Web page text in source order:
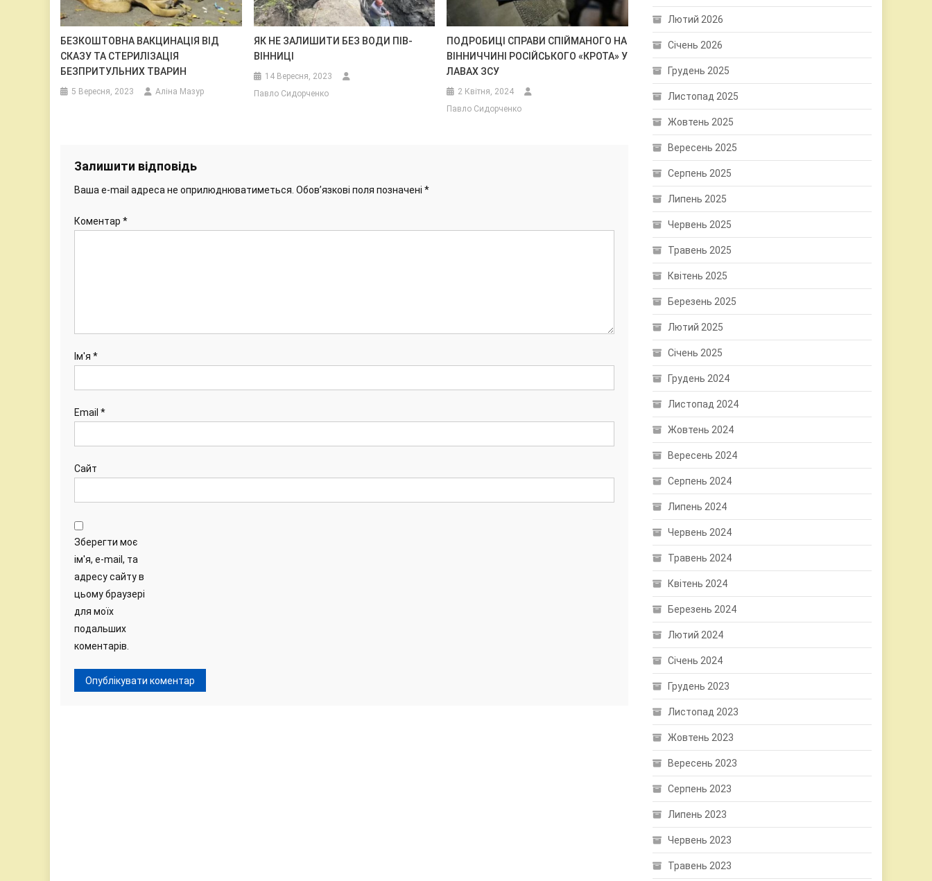
БЕЗКОШТОВНА ВАКЦИНАЦІЯ ВІД
СКАЗУ ТА СТЕРИЛІЗАЦІЯ
БЕЗПРИТУЛЬНИХ ТВАРИН
5 Вересня, 2023 Аліна Мазур
ЯК НЕ ЗАЛИШИТИ БЕЗ ВОДИ ПІВ-
ВІННИЦІ
14 Вересня, 2023
Павло Сидорченко
ПОДРОБИЦІ СПРАВИ СПІЙМАНОГО НА
ВІННИЧЧИНІ РОСІЙСЬКОГО «КРОТА» У
ЛАВАХ ЗСУ
2 Квітня, 2024
Павло Сидорченко
Залишити відповідь
Ваша e-mail адреса не оприлюднюватиметься. Обов’язкові поля позначені *
Коментар *
Ім'я *
Email *
Сайт
Зберегти моє
ім'я, e-mail, та
адресу сайту в
цьому браузері
для моїх
подальших
коментарів.
Лютий 2026
Січень 2026
Грудень 2025
Листопад 2025
Жовтень 2025
Вересень 2025
Серпень 2025
Липень 2025
Червень 2025
Травень 2025
Квітень 2025
Березень 2025
Лютий 2025
Січень 2025
Грудень 2024
Листопад 2024
Жовтень 2024
Вересень 2024
Серпень 2024
Липень 2024
Червень 2024
Травень 2024
Квітень 2024
Березень 2024
Лютий 2024
Січень 2024
Грудень 2023
Листопад 2023
Жовтень 2023
Вересень 2023
Серпень 2023
Липень 2023
Червень 2023
Травень 2023